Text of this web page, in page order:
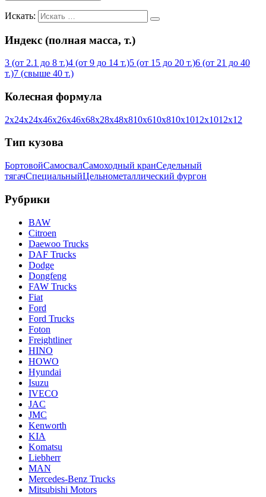
Искать:
Индекс (полная масса, т.)
3 (от 2.1 до 8 т.)4 (от 9 до 14 т.)5 (от 15 до 20 т.)6 (от 21 до 40
т.)7 (свыше 40 т.)
Колесная формула
2х24х24х46х26х46х68х28х48х810х610х810х1012х1012х12
Тип кузова
БортовойСамосвалСамоходный кранСедельный
тягачСпециальныйЦельнометаллический фургон
Рубрики
BAW
Citroen
Daewoo Trucks
DAF Trucks
Dodge
Dongfeng
FAW Trucks
Fiat
Ford
Ford Trucks
Foton
Freightliner
HINO
HOWO
Hyundai
Isuzu
IVECO
JAC
JMC
Kenworth
KIA
Komatsu
Liebherr
MAN
Mercedes-Benz Trucks
Mitsubishi Motors